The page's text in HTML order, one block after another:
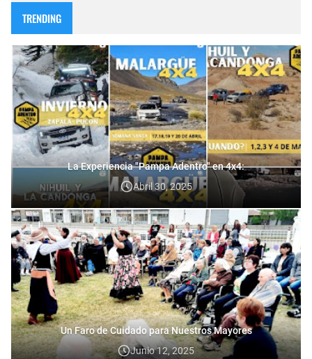
TRENDING
La Experiencia "Pampa Adentro" en 4x4:
Abril 30, 2025
Un Faro de Cuidado para Nuestros Mayores
Junio 12, 2025